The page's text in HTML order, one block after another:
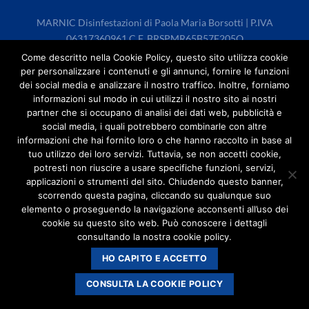
MARNIC Disinfestazioni di Paola Maria Borsotti | P.IVA
06317360961 C.F. BRSPMR65B57F205O
marnic@legalmail.it
Privacy policy -Cookies policy
Come descritto nella Cookie Policy, questo sito utilizza cookie
per personalizzare i contenuti e gli annunci, fornire le funzioni
dei social media e analizzare il nostro traffico. Inoltre, forniamo
informazioni sul modo in cui utilizzi il nostro sito ai nostri
partner che si occupano di analisi dei dati web, pubblicità e
social media, i quali potrebbero combinarle con altre
informazioni che hai fornito loro o che hanno raccolto in base al
tuo utilizzo dei loro servizi. Tuttavia, se non accetti cookie,
potresti non riuscire a usare specifiche funzioni, servizi,
applicazioni o strumenti del sito. Chiudendo questo banner,
scorrendo questa pagina, cliccando su qualunque suo
elemento o proseguendo la navigazione acconsenti all’uso dei
cookie su questo sito web. Può conoscere i dettagli
consultando la nostra cookie policy.
HO CAPITO E ACCETTO
CONSULTA LA COOKIE POLICY